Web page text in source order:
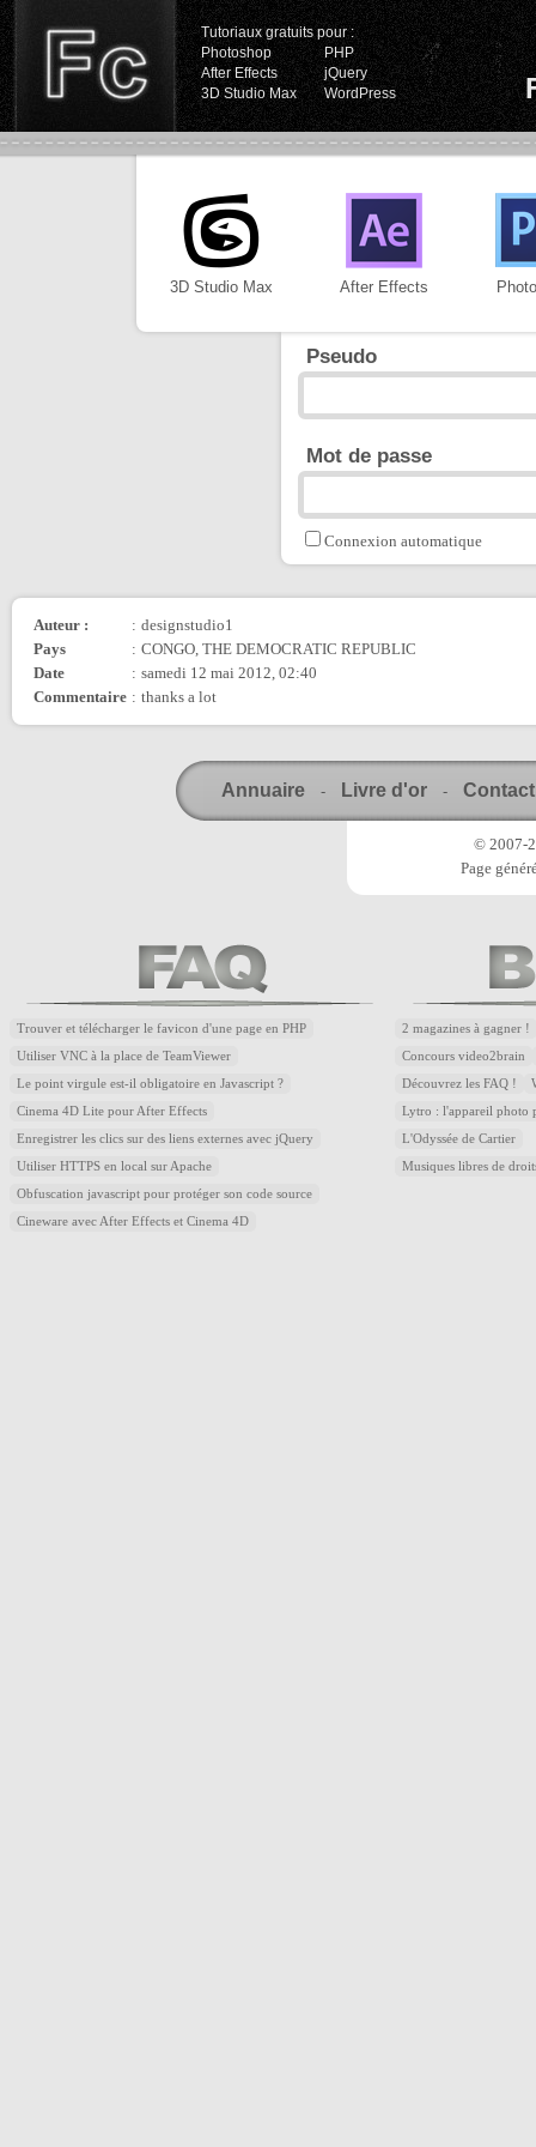
Tutoriaux gratuits pour :
Photoshop
PHP
After Effects
jQuery
3D Studio Max
WordPress
3D Studio Max After Effects
Pseudo
Mot de passe
Connexion automatique
Auteur : : designstudio1
Pays
: CONGO, THE DEMOCRATIC REPUBLIC
Date
: samedi 12 mai 2012, 02:40
Commentaire : thanks a lot
Annuaire - Livre d'or - Contact
© 2007-
Page
Trouver et télécharger le favicon d'une page en PHP
Utiliser VNC à la place de TeamViewer
Le point virgule est-il obligatoire en Javascript ?
Cinema 4D Lite pour After Effects
Enregistrer les clics sur des liens externes avec jQuery
Utiliser HTTPS en local sur Apache
Obfuscation javascript pour protéger son code source
Cineware avec After Effects et Cinema 4D
2 magazines à gagner !
Concours video2brain
Découvrez les FAQ !
Lytro : l'appareil photo
L'Odyssée de Cartier
Musiques libres de